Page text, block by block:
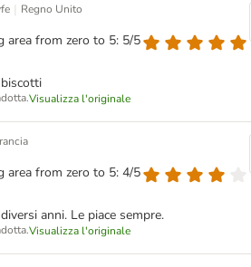
| Regno Unito
area from zero to 5: 5/5
Visualizza l'originale
area from zero to 5: 4/5
anni. Le piace sempre.
Visualizza l'originale